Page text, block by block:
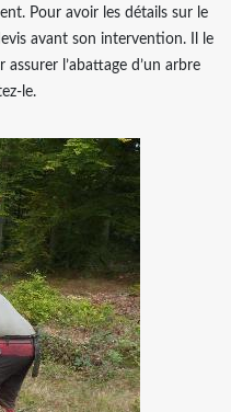
Pour avoir les détails sur le
avant son intervention. Il le
l’abattage d’un arbre
le.